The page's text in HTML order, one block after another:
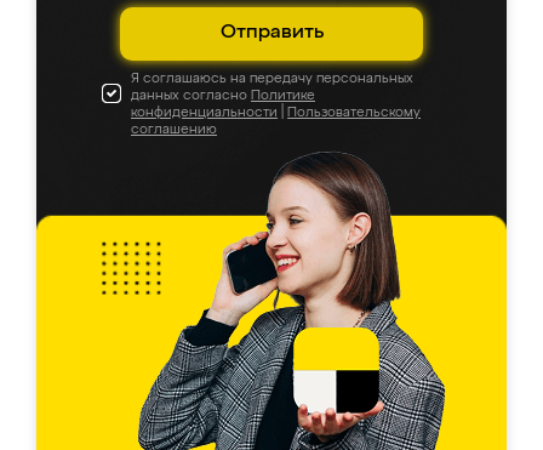
Отправить
Я соглашаюсь на передачу персональных
данных согласно Политике
конфиденциальности
Пользовательскому
соглашению